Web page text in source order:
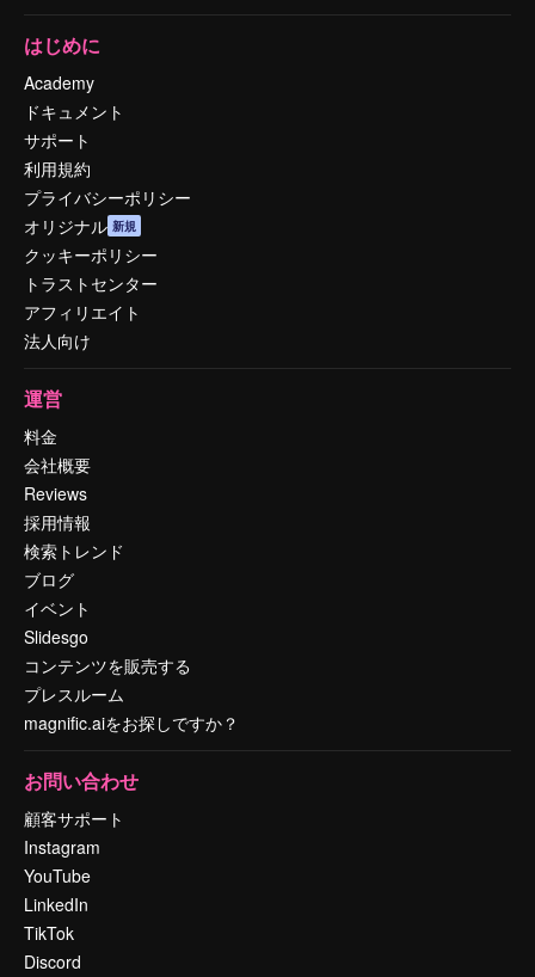
はじめに
Academy
ドキュメント
サポート
利用規約
プライバシーポリシー
オリジナル 新規
クッキーポリシー
トラストセンター
アフィリエイト
法人向け
運営
料金
会社概要
Reviews
採用情報
検索トレンド
ブログ
イベント
Slidesgo
コンテンツを販売する
プレスルーム
magnific.aiをお探しですか？
お問い合わせ
顧客サポート
Instagram
YouTube
LinkedIn
TikTok
Discord